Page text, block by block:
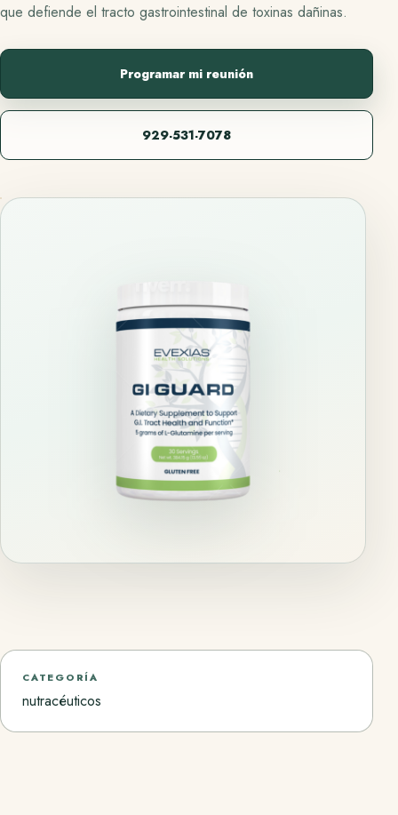
que defiende el tracto gastrointestinal de toxinas dañinas.
Programar mi reunión
929-531-7078
CATEGORÍA
nutracéuticos